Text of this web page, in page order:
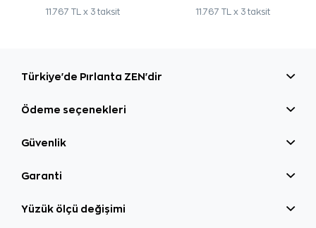
11.767 TL x 3 taksit 11.767 TL x 3 taksit
Türkiye'de Pırlanta ZEN'dir
Ödeme seçenekleri
Güvenlik
Garanti
Yüzük ölçü değişimi